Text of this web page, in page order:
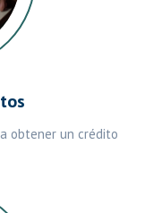
obtener un crédito